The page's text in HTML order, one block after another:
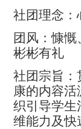
社团理念：
团风：慷慨
彬彬有礼
社团宗旨：
康的内容
织引导学生
维能力及快